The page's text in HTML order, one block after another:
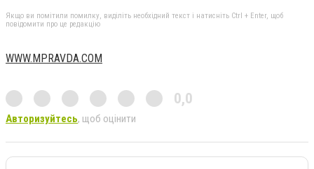
Якщо ви помітили помилку, виділіть необхідний текст і натисніть Ctrl + Enter, щоб
повідомити про це редакцію
WWW.MPRAVDA.COM
0,0
Авторизуйтесь, щоб оцінити